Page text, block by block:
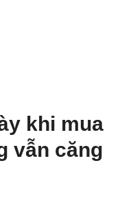
khi mua
vẫn căng